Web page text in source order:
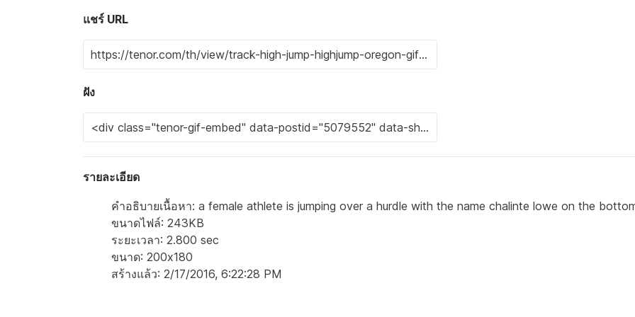
แชร์ URL
ฝัง
รายละเอียด
คำอธิบายเนื้อหา: a female athlete is jumping over a hurdle with the name chalinte lowe on the
ขนาดไฟล์: 243KB
ระยะเวลา: 2.800 sec
ขนาด: 200x180
สร้างแล้ว: 2/17/2016, 6:22:28 PM